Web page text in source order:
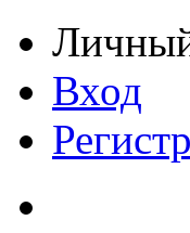
Вход